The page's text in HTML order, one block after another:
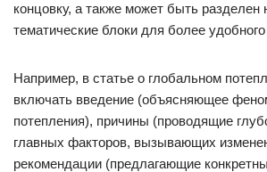
концовку, а также может быть
тематические блоки для более удобного
Например, в статье о глобальном
включать введение (объясняющее
потепления), причины (проводящие
главных факторов, вызывающих
рекомендации (предлагающие